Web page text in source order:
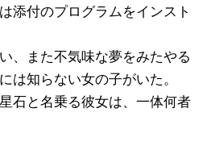
添付のプログラムをインスト
、また不気味な夢をみたやる
は知らない女の子がいた。
石と名乗る彼女は、一体何者